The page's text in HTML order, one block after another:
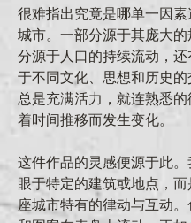
很难指出究竟是哪单一因素
城市。一部分源于其庞大的
分源于人口的持续流动，
于不同文化、思想和历史的
总是充满活力，就连熟悉
着时间推移而发生变化。
这件作品的灵感便源于此
眼于特定的建筑或地点，
座城市特有的律动与互动。